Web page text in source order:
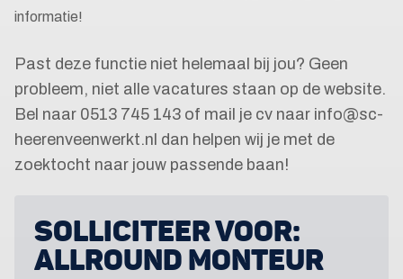
informatie!
Past deze functie niet helemaal bij jou? Geen
probleem, niet alle vacatures staan op de website.
Bel naar 0513 745 143 of mail je cv naar info@sc-
heerenveenwerkt.nl dan helpen wij je met de
zoektocht naar jouw passende baan!
SOLLICITEER VOOR:
ALLROUND MONTEUR